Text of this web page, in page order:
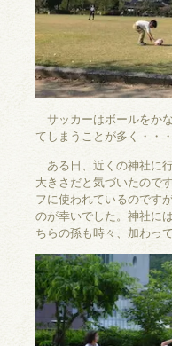
サッカーはボールをか
てしまうことが多く・・・
ある日、近くの神社に
大きさだと気づいたので
フに使われているのです
のが幸いでした。神社に
ちらの孫も時々、加わっ